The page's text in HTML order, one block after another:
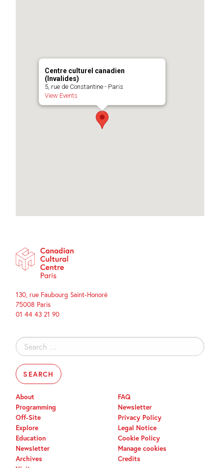
Centre culturel canadien
(Invalides)
5, rue de Constantine - Paris
View Events
130, rue Faubourg Saint-Honoré
75008 Paris
01 44 43 21 90
Search
for:
About
Programming
Off-Site
Explore
Education
Newsletter
Archives
FAQ
Newsletter
Privacy Policy
Legal Notice
Cookie Policy
Manage cookies
Credits